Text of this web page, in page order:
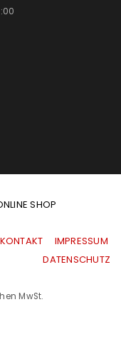
SHOP
IMPRESSUM
|DATENSCHUTZ
MwSt.